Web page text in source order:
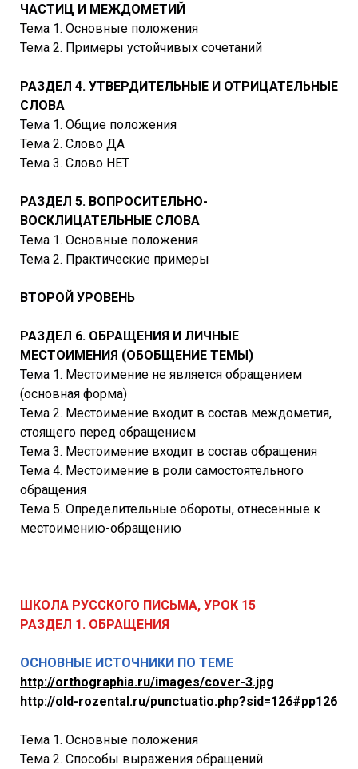
ЧАСТИЦ И МЕЖДОМЕТИЙ
Тема 1. Основные положения
Тема 2. Примеры устойчивых сочетаний
РАЗДЕЛ 4. УТВЕРДИТЕЛЬНЫЕ И ОТРИЦАТЕЛЬНЫЕ
СЛОВА
Тема 1. Общие положения
Тема 2. Слово ДА
Тема 3. Слово НЕТ
РАЗДЕЛ 5. ВОПРОСИТЕЛЬНО-
ВОСКЛИЦАТЕЛЬНЫЕ СЛОВА
Тема 1. Основные положения
Тема 2. Практические примеры
ВТОРОЙ УРОВЕНЬ
РАЗДЕЛ 6. ОБРАЩЕНИЯ И ЛИЧНЫЕ
МЕСТОИМЕНИЯ (ОБОБЩЕНИЕ ТЕМЫ)
Тема 1. Местоимение не является обращением
(основная форма)
Тема 2. Местоимение входит в состав междометия,
стоящего перед обращением
Тема 3. Местоимение входит в состав обращения
Тема 4. Местоимение в роли самостоятельного
обращения
Тема 5. Определительные обороты, отнесенные к
местоимению-обращению
ШКОЛА РУССКОГО ПИСЬМА, УРОК 15
РАЗДЕЛ 1. ОБРАЩЕНИЯ
ОСНОВНЫЕ ИСТОЧНИКИ ПО ТЕМЕ
http://orthographia.ru/images/cover-3.jpg
http://old-rozental.ru/punctuatio.php?sid=126#pp126
Тема 1. Основные положения
Тема 2. Способы выражения обращений